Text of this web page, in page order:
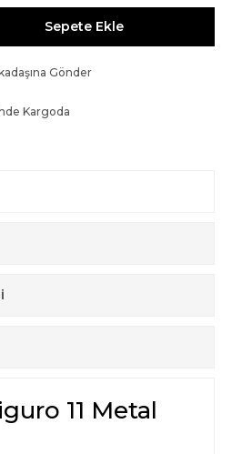
Sepete Ekle
Gönder
Kargoda
11 Metal